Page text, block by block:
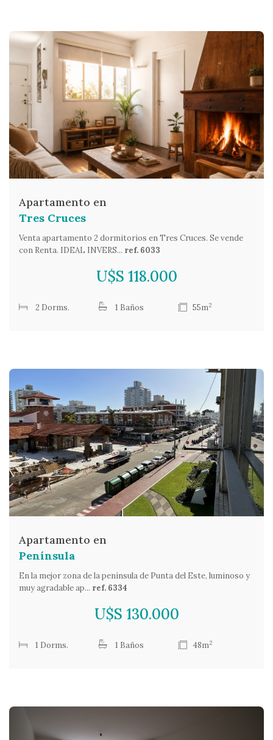
Apartamento en
Tres Cruces
Venta apartamento 2 dormitorios en Tres Cruces. Se vende
con Renta. IDEAL INVERS... ref. 6033
U$S 118.000
2 Dorms. 1 Baños 55m2
Apartamento en
Península
En la mejor zona de la península de Punta del Este, luminoso y
muy agradable ap... ref. 6334
U$S 130.000
1 Dorms. 1 Baños 48m2